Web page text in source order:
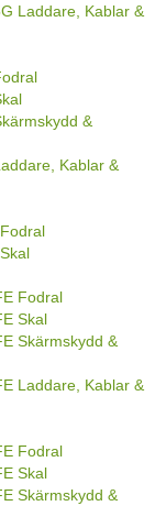
Laddare, Kablar &
&
Kablar &
Fodral
Skal
Skärmskydd &
Laddare, Kablar &
Fodral
Skal
Skärmskydd &